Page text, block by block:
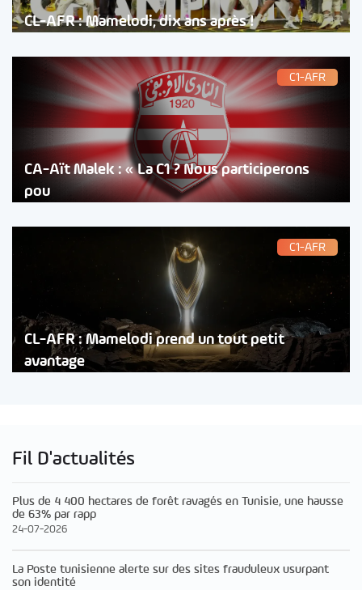
CL-AFR : Mamelodi, dix ans après !
C1-AFR
CA-Aït Malek : « La C1 ? Nous participerons
pou
C1-AFR
CL-AFR : Mamelodi prend un tout petit
avantage
Fil D'actualités
Plus de 4 400 hectares de forêt ravagés en Tunisie, une hausse
de 63% par rapp
24-07-2026
La Poste tunisienne alerte sur des sites frauduleux usurpant
son identité